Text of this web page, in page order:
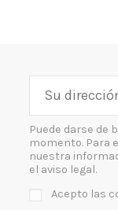
Puede darse de
momento. Para
nuestra
el aviso legal.
Acepto las